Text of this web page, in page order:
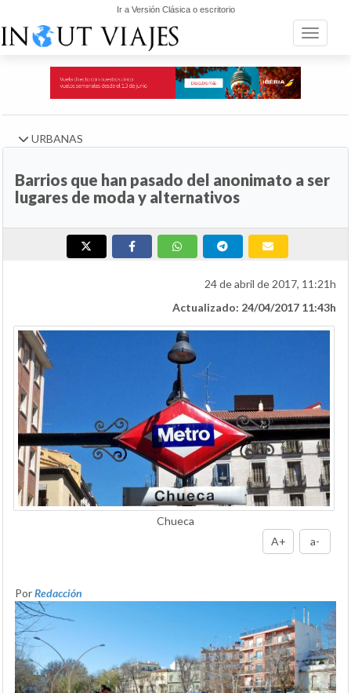
Ir a Versión Clásica o escritorio
Toggle
URBANAS
Barrios que han pasado del anonimato a ser
lugares de moda y alternativos
24 de abril de 2017, 11:21h
Actualizado: 24/04/2017 11:43h
Chueca
A+
a-
PorRedacción